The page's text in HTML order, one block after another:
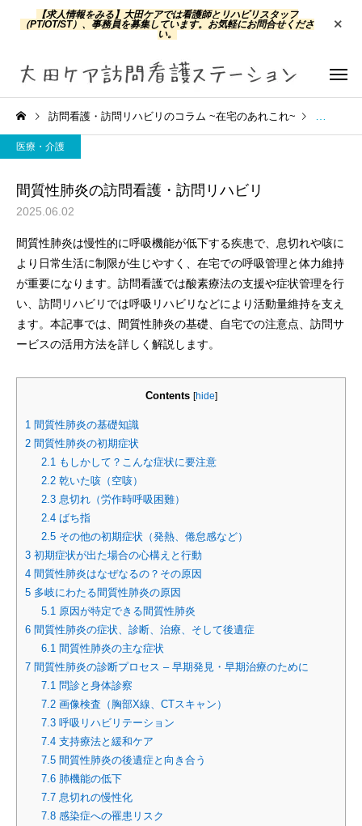
【求人情報をみる】 大田ケアでは看護師とリハビリスタッフ
（PT/OT/ST）、事務員を募集しています。お気軽にお問合せくださ
い。
訪問看護 訪問リハ
訪問看護・訪問リハビリのコラム ~在宅のあれこれ~ 医療・介
医療・介護
間質性肺炎の訪問看護・訪問リハビリ
2025.06.02
間質性肺炎は慢性的に呼吸機能が低下する疾患で、息切れや咳に
より日常生活に制限が生じやすく、在宅での呼吸管理と体力維持
が重要になります。訪問看護では酸素療法の支援や症状管理を行
い、訪問リハビリでは呼吸リハビリなどにより活動量維持を支え
ます。本記事では、間質性肺炎の基礎、自宅での注意点、訪問サ
ービスの活用方法を詳しく解説します。
Contents [hide]
1 間質性肺炎の基礎知識
2 間質性肺炎の初期症状
2.1もしかして？こんな症状に要注意
2.2乾いた咳（空咳）
2.3息切れ（労作時呼吸困難）
2.4ばち指
2.5その他の初期症状（発熱、倦怠感など）
3 初期症状が出た場合の心構えと行動
4 間質性肺炎はなぜなるの？その原因
5 多岐にわたる間質性肺炎の原因
5.1原因が特定できる間質性肺炎
6 間質性肺炎の症状、診断、治療、そして後遺症
6.1間質性肺炎の主な症状
7 間質性肺炎の診断プロセス – 早期発見・早期治療のために
7.1問診と身体診察
7.2画像検査（胸部X線、CTスキャン）
7.3呼吸リハビリテーション
7.4支持療法と緩和ケア
7.5間質性肺炎の後遺症と向き合う
7.6肺機能の低下
7.7息切れの慢性化
7.8感染症への罹患リスク